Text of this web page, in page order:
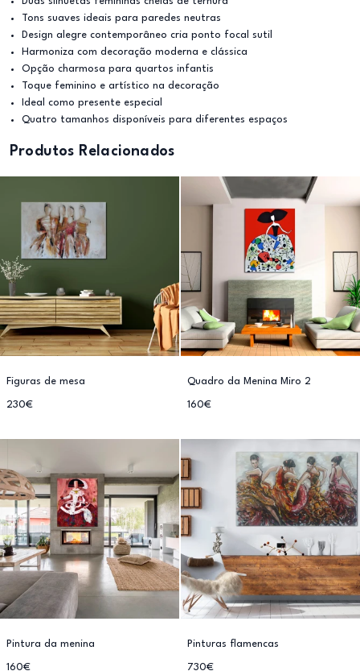
Tons suaves ideais para paredes neutras
Design alegre contemporâneo cria ponto focal sutil
Harmoniza com decoração moderna e clássica
Opção charmosa para quartos infantis
Toque feminino e artístico na decoração
Ideal como presente especial
Quatro tamanhos disponíveis para diferentes espaços
Produtos Relacionados
Figuras de mesa
230€
Quadro da Menina Miro 2
160€
Pintura da menina
160€
Pinturas flamencas
730€